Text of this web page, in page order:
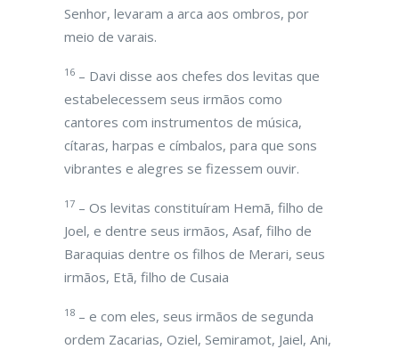
Senhor, levaram a arca aos ombros, por
meio de varais.
16 – Davi disse aos chefes dos levitas que
estabelecessem seus irmãos como
cantores com instrumentos de música,
cítaras, harpas e címbalos, para que sons
vibrantes e alegres se fizessem ouvir.
17 – Os levitas constituíram Hemã, filho de
Joel, e dentre seus irmãos, Asaf, filho de
Baraquias dentre os filhos de Merari, seus
irmãos, Etã, filho de Cusaia
18 – e com eles, seus irmãos de segunda
ordem Zacarias, Oziel, Semiramot, Jaiel, Ani,